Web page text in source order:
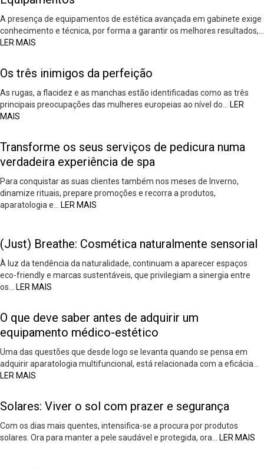
A presença de equipamentos de estética avançada em gabinete exige
conhecimento e técnica, por forma a garantir os melhores resultados,…
LER MAIS
Os três inimigos da perfeição
As rugas, a flacidez e as manchas estão identificadas como as três
principais preocupações das mulheres europeias ao nível do…
LER
MAIS
Transforme os seus serviços de pedicura numa
verdadeira experiência de spa
Para conquistar as suas clientes também nos meses de Inverno,
dinamize rituais, prepare promoções e recorra a produtos,
aparatologia e…
LER MAIS
(Just) Breathe: Cosmética naturalmente sensorial
À luz da tendência da naturalidade, continuam a aparecer espaços
eco-friendly e marcas sustentáveis, que privilegiam a sinergia entre
os…
LER MAIS
O que deve saber antes de adquirir um
equipamento médico-estético
Uma das questões que desde logo se levanta quando se pensa em
adquirir aparatologia multifuncional, está relacionada com a eficácia…
LER MAIS
Solares: Viver o sol com prazer e segurança
Com os dias mais quentes, intensifica-se a procura por produtos
solares. Ora para manter a pele saudável e protegida, ora…
LER MAIS